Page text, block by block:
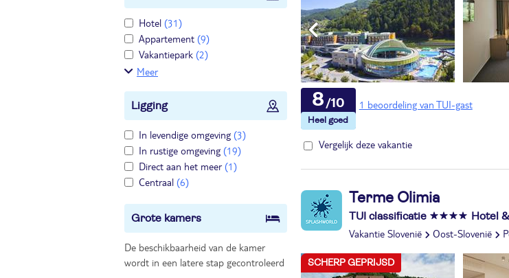
Hotel (31)
Appartement (9)
Vakantiepark (2)
Meer
Ligging
In levendige omgeving (3)
In rustige omgeving (19)
Direct aan het meer(1)
Centraal (6)
Grote kamers
De beschikbaarheid van de kamer
wordt in een latere stap gecontroleerd
1 beoordeling van TUI-gast
8
Vergelijk deze vakantie
Terme Olimia
TUI classificatie Hotel
Vakantie Slovenië Oost-Slovenië
SCHERP GEPRIJSD